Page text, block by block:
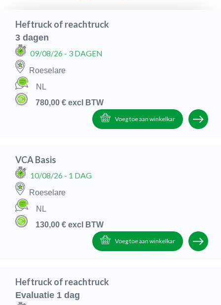
Heftruck of reachtruck
3 dagen
09/08/26 - 3 DAGEN
Roeselare
NL
780,00 € excl BTW
Voeg toe aan winkelkar
VCA Basis
10/08/26 - 1 DAG
Roeselare
NL
130,00 € excl BTW
Voeg toe aan winkelkar
Heftruck of reachtruck
Evaluatie 1 dag